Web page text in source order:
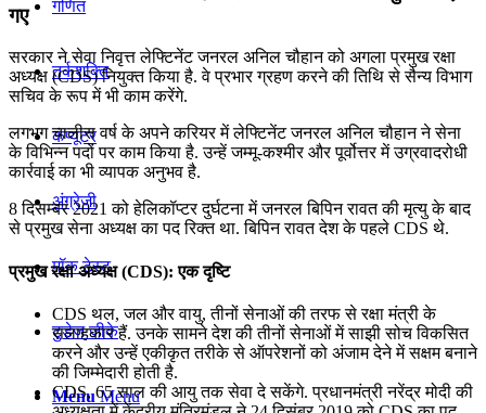
गणित
तर्कशक्ति
कंप्यूटर
अंग्रेजी
मॉक टेस्ट
टुडेज जीके
Menu Menu
गए
सरकार ने सेवा निवृत्त लेफ्ट‍िनेंट जनरल अनिल चौहान को अगला प्रमुख रक्षा
अध्यक्ष (CDS) नियुक्त किया है. वे प्रभार ग्रहण करने की तिथि से सैन्य विभाग
सचिव के रूप में भी काम करेंगे.
लगभग चालीस वर्ष के अपने करियर में लेफ्ट‍िनेंट जनरल अनिल चौहान ने सेना
के विभिन्न पदों पर काम किया है. उन्हें जम्‍मू-कश्‍मीर और पूर्वोत्तर में उग्रवादरोधी
कार्रवाई का भी व्यापक अनुभव है.
8 दिसम्‍बर 2021 को हेलिकॉप्‍टर दुर्घटना में जनरल बिपिन रावत की मृत्‍यु के बाद
से प्रमुख सेना अध्‍यक्ष का पद रिक्त था. बिपिन रावत देश के पहले CDS थे.
प्रमुख रक्षा अध्यक्ष (CDS): एक दृष्टि
CDS थल, जल और वायु, तीनों सेनाओं की तरफ से रक्षा मंत्री के
सलाहकार हैं. उनके सामने देश की तीनों सेनाओं में साझी सोच विकसित
करने और उन्हें एकीकृत तरीके से ऑपरेशनों को अंजाम देने में सक्षम बनाने
की जिम्मेदारी होती है.
CDS, 65 साल की आयु तक सेवा दे सकेंगे. प्रधानमंत्री नरेंद्र मोदी की